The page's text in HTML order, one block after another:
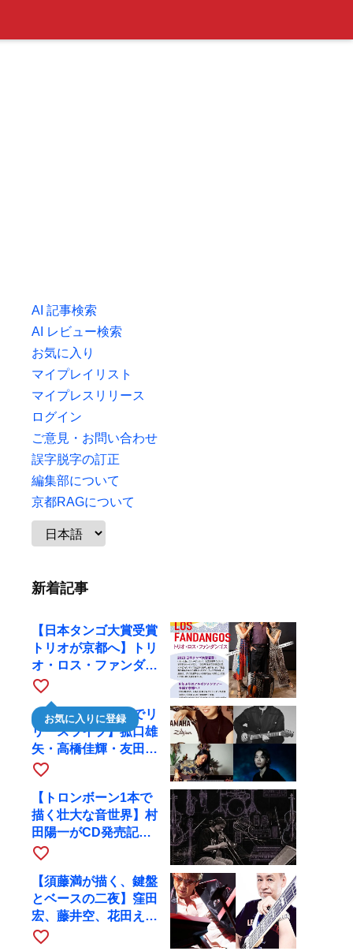
AI 記事検索
AI レビュー検索
お気に入り
マイプレイリスト
マイプレスリリース
ログイン
ご意見・お問い合わせ
誤字脱字の訂正
編集部について
京都RAGについて
新着記事
【日本タンゴ大賞受賞
トリオが京都へ】トリ
オ・ロス・ファンダン
ゴスが10月9日にRAG
で公演
favorite_border
お気に入りに登録
【川口千里、京都でリ
リースライブ】菰口雄
矢・高橋佳輝・友田ジ
ュンと9月28日にRAG
favorite_border
【トロンボーン1本で
描く壮大な音世界】村
田陽一がCD発売記念
ツアーで9月4日に京
favorite_border
【須藤満が描く、鍵盤
とベースの二夜】窪田
宏、藤井空、花田えみ
と京都RAGで共演
favorite_border